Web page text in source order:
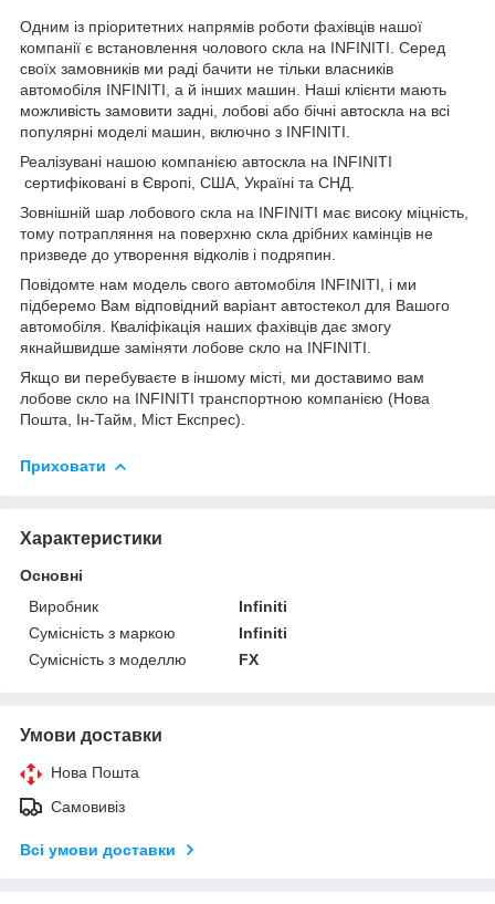
Одним із пріоритетних напрямів роботи фахівців нашої
компанії є встановлення чолового скла на INFINITI. Серед
своїх замовників ми раді бачити не тільки власників
автомобіля INFINITI, а й інших машин. Наші клієнти мають
можливість замовити задні, лобові або бічні автоскла на всі
популярні моделі машин, включно з INFINITI.
Реалізувані нашою компанією автоскла на INFINITI
сертифіковані в Європі, США, Україні та СНД.
Зовнішній шар лобового скла на INFINITI має високу міцність,
тому потрапляння на поверхню скла дрібних камінців не
призведе до утворення відколів і подряпин.
Повідомте нам модель свого автомобіля INFINITI, і ми
підберемо Вам відповідний варіант автостекол для Вашого
автомобіля. Кваліфікація наших фахівців дає змогу
якнайшвидше заміняти лобове скло на INFINITI.
Якщо ви перебуваєте в іншому місті, ми доставимо вам
лобове скло на INFINITI транспортною компанією (Нова
Пошта, Ін-Тайм, Міст Експрес).
Приховати
Характеристики
Основні
Виробник
Infiniti
Сумісність з маркою
Infiniti
Сумісність з моделлю
FX
Умови доставки
Нова Пошта
Самовивіз
Всі умови доставки